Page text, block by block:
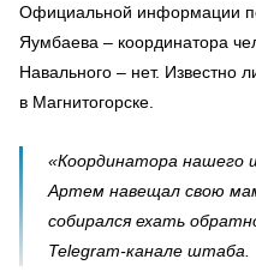
Официальной информации
Яумбаева – координатора
Навального – нет. Известно
в Магнитогорске.
«Координатора нашего
Артем навещал свою
собирался ехать
Telegram-канале штаба.